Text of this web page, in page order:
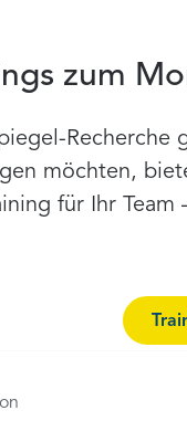
zum
möchten,
für Ihr